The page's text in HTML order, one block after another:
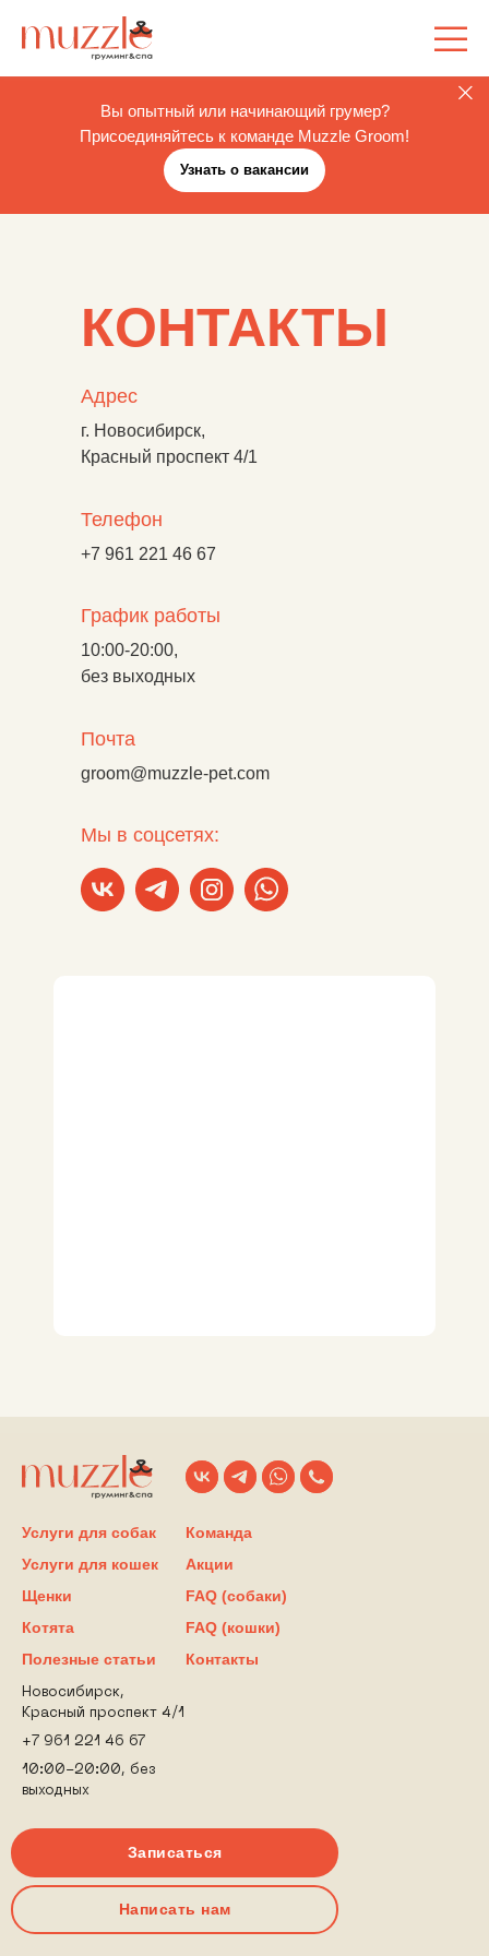
Вы опытный или начинающий грумер?
Присоединяйтесь к команде Muzzle Groom!
Узнать о вакансии
КОНТАКТЫ
Адрес
г. Новосибирск,
Красный проспект 4/1
Телефон
+7 961 221 46 67
Мы в соцсетях:
Почта
groom@muzzle-pet.com
График работы
10:00-20:00,
без выходных
Записаться
+7 961 221 46 67
Написать нам
Новосибирск,
Красный проспект 4/1
10:00-20:00, без
выходных
Команда
FAQ (собаки)
FAQ (кошки)
Контакты
Акции
Услуги для собак
Услуги для кошек
Щенки
Полезные статьи
Котята